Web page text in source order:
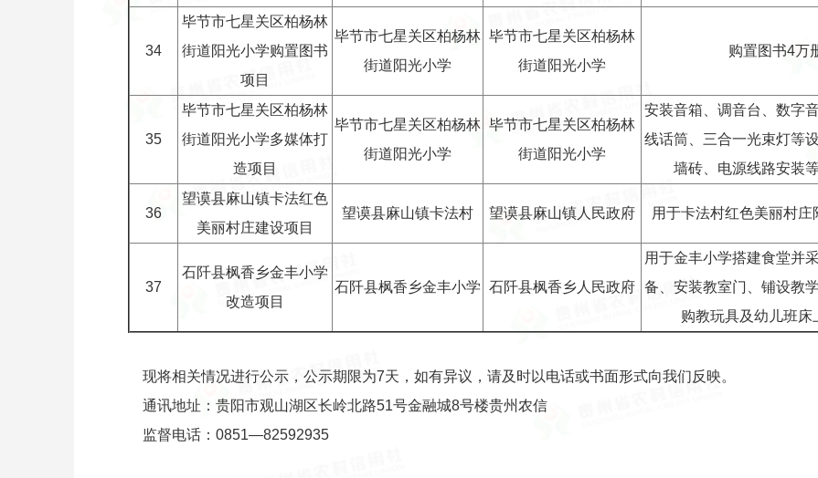
34
毕节市七星关区柏杨林
街道阳光小学购置图书
项目
毕节市七星关区柏杨林
街道阳光小学
毕节市七星关区柏杨林
街道阳光小学
购置图书4万
35
毕节市七星关区柏杨林
街道阳光小学多媒体打
造项目
毕节市七星关区柏杨林
街道阳光小学
毕节市七星关区柏杨林
街道阳光小学
安装音箱、调音台、数字
线话筒、三合一光束灯等
墙砖、电源线路安装
36
望谟县麻山镇卡法红色
美丽村庄建设项目
望谟县麻山镇卡法村 望谟县麻山镇人民政府 用于卡法村红色美丽村庄
37
石阡县枫香乡金丰小学
改造项目
石阡县枫香乡金丰小学 石阡县枫香乡人民政府
用于金丰小学搭建食堂并
备、安装教室门、铺设教
购教玩具及幼儿班床
现将相关情况进行公示，公示期限为7天，如有异议，请及时以电话或书面形式向我们反映。
通讯地址：贵阳市观山湖区长岭北路51号金融城8号楼贵州农信
监督电话：0851—82592935